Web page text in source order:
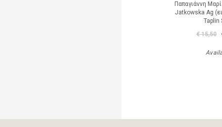
Παπαγιάννη
Jatkowska Ag
Taplin
€ 15,50